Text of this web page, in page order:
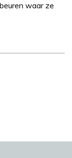
waar ze